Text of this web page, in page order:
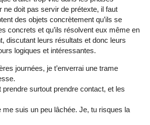
ne doit pas servir de prétexte, il faut
des objets concrètement qu’ils se
concrets et qu’ils résolvent eux même en
discutant leurs résultats et donc leurs
logiques et intéressantes.
journées, je t’enverrai une trame
prendre surtout prendre contact, et les
me suis un peu lâchée. Je, tu risques la